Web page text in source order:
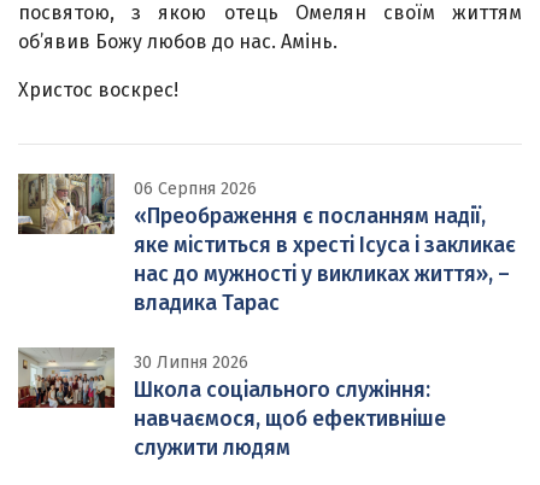
посвятою, з якою отець Омелян своїм життям
об’явив Божу любов до нас. Амінь.
Христос воскрес!
06 Серпня 2026
«Преображення є посланням надії,
яке міститься в хресті Ісуса і закликає
нас до мужності у викликах життя», –
владика Тарас
30 Липня 2026
Школа соціального служіння:
навчаємося, щоб ефективніше
служити людям